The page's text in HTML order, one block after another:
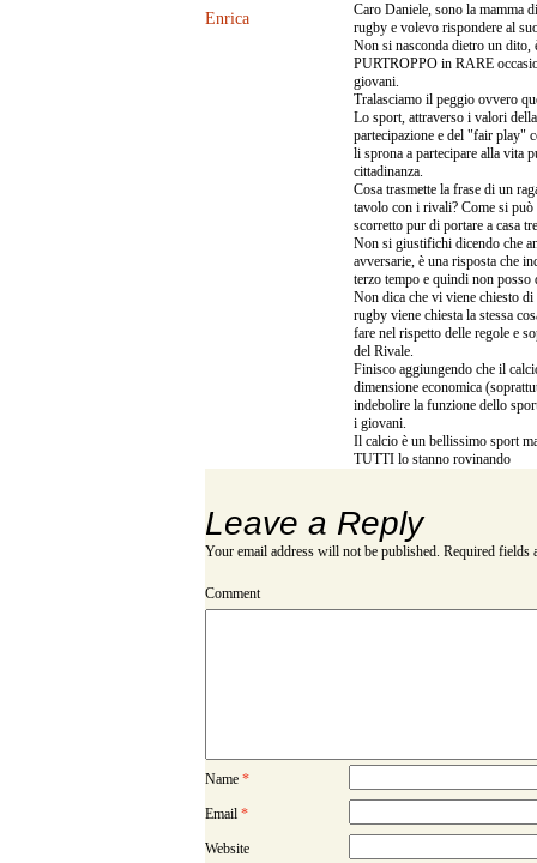
Enrica
Caro Daniele, sono la mamma
rugby e volevo rispondere al
Non si nasconda dietro un
PURTROPPO in RARE
giovani.
Tralasciamo il peggio ovvero
Lo sport, attraverso i valori
partecipazione e del "fair play"
li sprona a partecipare alla vita
cittadinanza.
Cosa trasmette la frase di un
tavolo con i rivali? Come si
scorretto pur di portare a casa
Non si giustifichi dicendo che
avversarie, è una risposta che
terzo tempo e quindi non posso
Non dica che vi viene chiesto di
rugby viene chiesta la stessa
fare nel rispetto delle regole e
del Rivale.
Finisco aggiungendo che il
dimensione economica
indebolire la funzione dello
i giovani.
Il calcio è un bellissimo sport
TUTTI lo stanno rovinando
Leave a Reply
Your email address will not be published. Required fields
Comment
Name *
Email *
Website